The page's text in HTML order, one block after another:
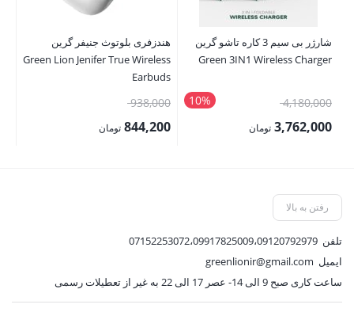
شارژر بی سیم 3 کاره تاشو گرین
Green 3IN1 Wireless Charger
10% 4,180,000قیمت
اصلی:3,762,000 تومان
3,762,000 تومان.
هندزفری بلوتوث جنیفر گرین
Green Lion Jenifer True Wireless
Earbuds
938,000قیمت
اصلی:844,200 تومان
رفتن به بالا
تلفن 07152253072،09917825009،09120792979
ایمیل greenlionir@gmail.com
ساعت کاری صبح 9 الی 14- عصر 17 الی 22 به غیر از تعطیلات رسمی